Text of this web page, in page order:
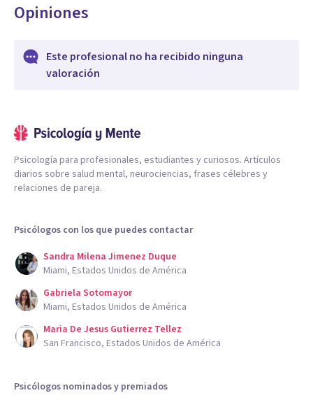
Opiniones
Este profesional no ha recibido ninguna
valoración
Psicología para profesionales, estudiantes y curiosos. Artículos
diarios sobre salud mental, neurociencias, frases célebres y
relaciones de pareja.
Psicólogos con los que puedes contactar
Sandra Milena Jimenez Duque
Miami, Estados Unidos de América
Gabriela Sotomayor
Miami, Estados Unidos de América
Maria De Jesus Gutierrez Tellez
San Francisco, Estados Unidos de América
Psicólogos nominados y premiados